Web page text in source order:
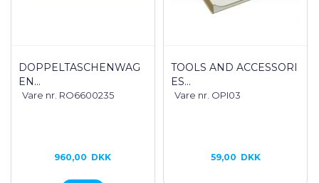
DOPPELTASCHENWAG
EN...
Vare nr. RO6600235
960,00 DKK
TOOLS AND ACCESSORI
ES...
Vare nr. OPI03
59,00 DKK